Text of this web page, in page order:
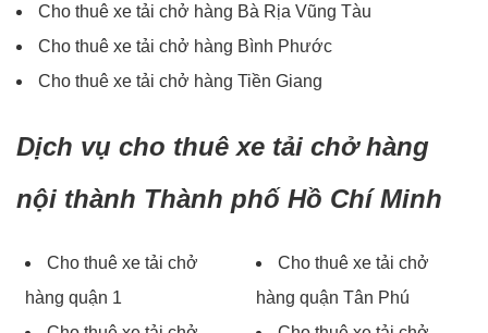
Cho thuê xe tải chở hàng Bà Rịa Vũng Tàu
Cho thuê xe tải chở hàng Bình Phước
Cho thuê xe tải chở hàng Tiền Giang
Dịch vụ cho thuê xe tải chở hàng
nội thành Thành phố Hồ Chí Minh
Cho thuê xe tải chở
hàng quận 1
Cho thuê xe tải chở
hàng quận Tân Phú